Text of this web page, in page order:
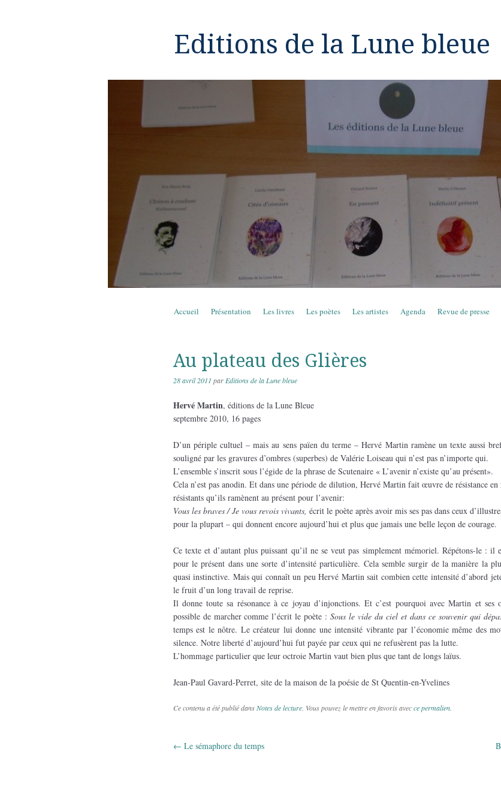
Editions de la Lune bleue
Menu
Aller au contenu
Accueil Présentation Les livres Les poètes Les artistes Agenda Revue de presse
Au plateau des Glières
28 avril 2011 par Editions de la Lune bleue
Hervé Martin, éditions de la Lune Bleue
septembre 2010, 16 pages
D’un périple cultuel – mais au sens païen du terme – Hervé Martin ramène un texte aussi
souligné par les gravures d’ombres (superbes) de Valérie Loiseau qui n’est pas n’importe qui.
L’ensemble s’inscrit sous l’égide de la phrase de Scutenaire « L’avenir n’existe qu’au présent».
Cela n’est pas anodin. Et dans une période de dilution, Hervé Martin fait œuvre de résistance en
résistants qu’ils ramènent au présent pour l’avenir:
Vous les braves / Je vous revois vivants, écrit le poète après avoir mis ses pas dans ceux
pour la plupart – qui donnent encore aujourd’hui et plus que jamais une belle leçon de courage.
Ce texte et d’autant plus puissant qu’il ne se veut pas simplement mémoriel. Répétons-le : il
pour le présent dans une sorte d’intensité particulière. Cela semble surgir de la manière la
quasi instinctive. Mais qui connaît un peu Hervé Martin sait combien cette intensité d’abord
le fruit d’un long travail de reprise.
Il donne toute sa résonance à ce joyau d’injonctions. Et c’est pourquoi avec Martin et ses
possible de marcher comme l’écrit le poète :Sous le vide du ciel et dans ce souvenir qui
temps est le nôtre. Le créateur lui donne une intensité vibrante par l’économie même des
silence. Notre liberté d’aujourd’hui fut payée par ceux qui ne refusèrent pas la lutte.
L’hommage particulier que leur octroie Martin vaut bien plus que tant de longs laïus.
Jean-Paul Gavard-Perret, site de la maison de la poésie de St Quentin-en-Yvelines
Ce contenu a été publié dansNotes de lecture. Vous pouvez le mettre en favoris avecce permalien.
Navigation des articles
← Le sémaphore du temps